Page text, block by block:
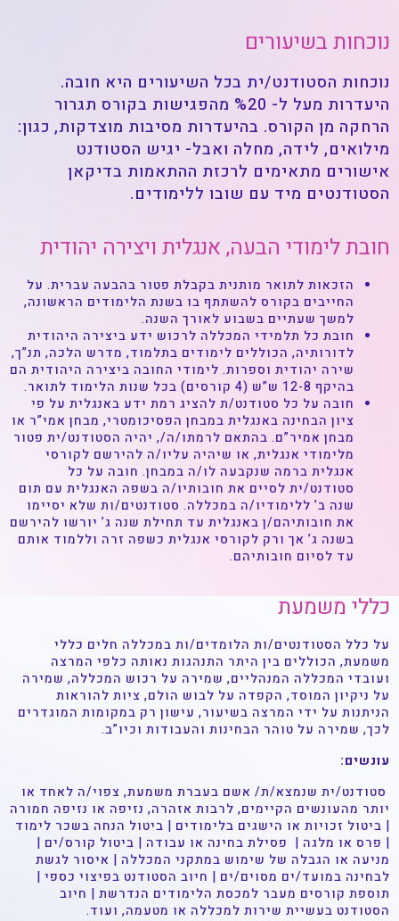
נוכחות בשיעורים
נוכחות הסטודנט/ית בכל השיעורים היא חובה.
היעדרות מעל ל- %20 מהפגישות בקורס תגרור
הרחקה מן הקורס. בהיעדרות מסיבות מוצדקות, כגון:
מילואים, לידה, מחלה ואבל- יגיש הסטודנט
אישורים מתאימים לרכזת ההתאמות בדיקאן
הסטודנטים מיד עם שובו ללימודים.
חובת לימודי הבעה, אנגלית ויצירה יהודית
הזכאות לתואר מותנית בקבלת פטור בהבעה עברית. על
החייבים בקורס להשתתף בו בשנת הלימודים הראשונה,
למשך שעתיים בשבוע לאורך השנה.
חובת כל תלמידי המכללה לרכוש ידע ביצירה היהודית
לדורותיה, הכוללים לימודים בתלמוד, מדרש הלכה, תנ”ך,
שירה יהודית וספרות. לימודי החובה ביצירה היהודית הם
בהיקף 12-8 ש”ש (4 קורסים) בכל שנות הלימוד לתואר.
חובה על כל סטודנט/ת להציג רמת ידע באנגלית על פי
ציון הבחינה באנגלית במבחן הפסיכומטרי, מבחן אמי”ר או
מבחן אמיר”ם. בהתאם לרמתו/ה/, יהיה הסטודנט/ית פטור
מלימודי אנגלית, או שיהיה עליו/ה להירשם לקורסי
אנגלית ברמה שנקבעה לו/ה במבחן. חובה על כל
סטודנט/ית לסיים את חובותיו/ה בשפה האנגלית עם תום
שנה ב’ ללימודיו/ה במכללה. סטודנטים/ות שלא יסיימו
את חובותיהם/ן באנגלית עד תחילת שנה ג’ יורשו להירשם
בשנה ג’ אך ורק לקורסי אנגלית כשפה זרה וללמוד אותם
עד לסיום חובותיהם.
כללי משמעת
על כלל הסטודנטים/ות הלומדים/ות במכללה חלים כללי
משמעת, הכוללים בין היתר התנהגות נאותה כלפי המרצה
ועובדי המכללה המנהליים, שמירה על רכוש המכללה, שמירה
על ניקיון המוסד, הקפדה על לבוש הולם, ציות להוראות
הניתנות על ידי המרצה בשיעור, עישון רק במקומות המוגדרים
לכך, שמירה על טוהר הבחינות והעבודות וכיו”ב.
עונשים:
סטודנט/ית שנמצא/ת/ אשם בעברת משמעת, צפוי/ה לאחד או
יותר מהעונשים הקיימים, לרבות אזהרה, נזיפה או נזיפה חמורה
| ביטול זכויות או הישגים בלימודים | ביטול הנחה בשכר לימוד
| פרס או מלגה | פסילת בחינה או עבודה | ביטול קורס/ים |
מניעה או הגבלה של שימוש במתקני המכללה | איסור לגשת
לבחינה במועד/ים מסוים/ים | חיוב הסטודנט בפיצוי כספי |
תוספת קורסים מעבר למכסת הלימודים הנדרשת | חיוב
הסטודנט בעשיית שירות למכללה או מטעמה, ועוד.